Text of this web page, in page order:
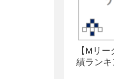
【Mリ
績ランキ